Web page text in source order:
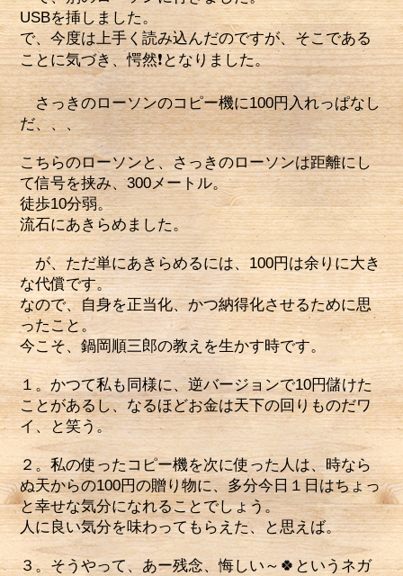
USBを挿しました。
で、今度は上手く読み込んだのですが、そこである
ことに気づき、愕然❗となりました。
さっきのローソンのコピー機に100円入れっぱなし
だ、、、
こちらのローソンと、さっきのローソンは距離にし
て信号を挟み、300メートル。
徒歩10分弱。
流石にあきらめました。
が、ただ単にあきらめるには、100円は余りに大き
な代償です。
なので、自身を正当化、かつ納得化させるために思
ったこと。
今こそ、鍋岡順三郎の教えを生かす時です。
１。かつて私も同様に、逆バージョンで10円儲けた
ことがあるし、なるほどお金は天下の回りものだワ
イ、と笑う。
２。私の使ったコピー機を次に使った人は、時なら
ぬ天からの100円の贈り物に、多分今日１日はちょっ
と幸せな気分になれることでしょう。
人に良い気分を味わってもらえた、と思えば。
３。そうやって、あー残念、悔しい～🍀というネガ